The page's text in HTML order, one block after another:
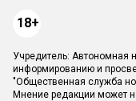
18+
Учредитель: Автономная
информированию и
"Общественная служба
Мнение редакции может